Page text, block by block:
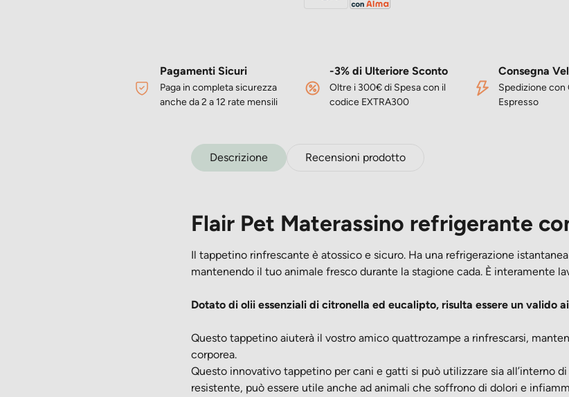
Pagamenti Sicuri
Paga in completa sicurezza
anche da 2 a 12 rate mensili
-3% di Ulteriore Sconto
Oltre i 300€ di Spesa con il
codice EXTRA300
Consegna
Spedizione con
Espresso
Descrizione Recensioni prodotto
Flair Pet Materassino refrigerante
Il tappetino rinfrescante è atossico e sicuro. Ha una refrigerazione
mantenendo il tuo animale fresco durante la stagione cada. È interamente
Dotato di olii essenziali di citronella ed eucalipto, risulta essere un valido
Questo tappetino aiuterà il vostro amico quattrozampe a rinfrescarsi,
corporea.
Questo innovativo tappetino per cani e gatti si può utilizzare sia all’interno di
resistente, può essere utile anche ad animali che soffrono di dolori e